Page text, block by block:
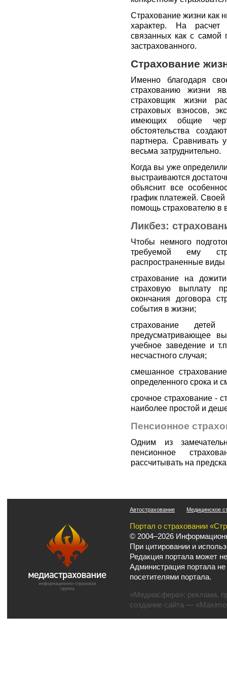
Страхование жизни как
характер. На расчет
связанных как с самой
застрахованного.
Страхование
Именно благодаря
страхованию жизни
страховщик жизни
страховых взносов,
имеющих общие
обстоятельства
партнера. Сравнивать
весьма затруднительно.
Когда вы уже
выстраиваются
объяснит все
график платежей. Своей
помощь страхователю в
Ликбез:
Чтобы немного
требуемой ему
распространенные виды
страхование на
страховую выплату
окончания договора
события в жизни;
страхование
предусматривающее
учебное заведение и
несчастного случая;
смешанное
определенного срока и
срочное страхование -
наиболее простой и
Пенсионное
Одним из
пенсионное
рассчитывать на
Автострахование Медицинское
Портал о страховании
© 2004–2026
При цитировании и
Редакция портала может
Администрация портала
посетителями портала.
«Медиасфера»: реклама,
создание сайта —